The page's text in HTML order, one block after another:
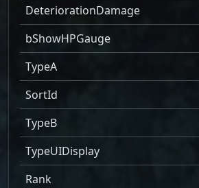
DeteriorationDamage
bShowHPGauge
TypeA
SortId
TypeB
TypeUIDisplay
Rank